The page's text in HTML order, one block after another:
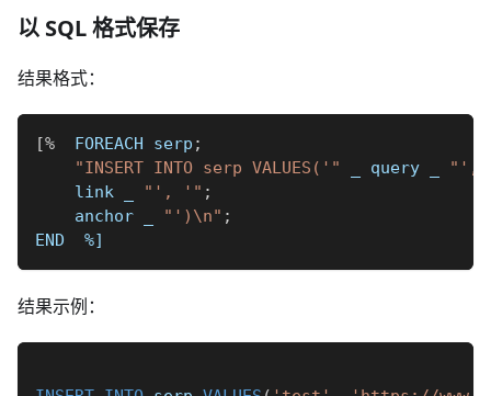
以 SQL 格式保存
结果格式：
[%
  FOREACH serp
;
"INSERT INTO serp VALUES('"
query
"',
    link
"', '" ;
    anchor
"')\n" ;
END %]
结果示例：